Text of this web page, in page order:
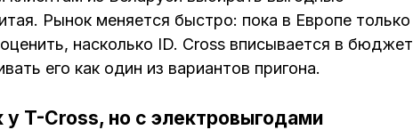
Рынок меняется быстро: пока в Европе только
насколько ID. Cross вписывается в бюджет
его как один из вариантов пригона.
T-Cross, но с электровыгодами